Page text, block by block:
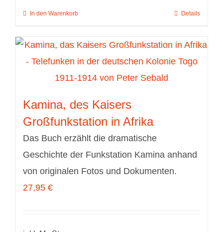
In den Warenkorb Details
Kamina, des Kaisers
Großfunkstation in Afrika
Das Buch erzählt die dramatische
Geschichte der Funkstation Kamina anhand
von originalen Fotos und Dokumenten.
27,95 €